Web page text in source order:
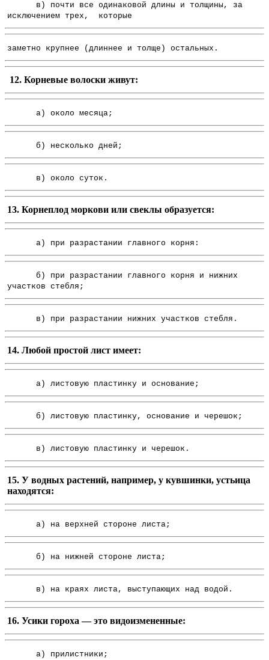
в) почти все одинаковой длины и толщины, за
исключением трех, которые
заметно крупнее (длиннее и толще) остальных.
12. Корневые волоски живут:
а) около месяца;
б) несколько дней;
в) около суток.
13. Корнеплод моркови или свеклы образуется:
а) при разрастании главного корня:
б) при разрастании главного корня и нижних
участков стебля;
в) при разрастании нижних участков стебля.
14. Любой простой лист имеет:
а) листовую пластинку и основание;
б) листовую пластинку, основание и черешок;
в) листовую пластинку и черешок.
15. У водных растений, например, у кувшинки, устьица
находятся:
а) на верхней стороне листа;
б) на нижней стороне листа;
в) на краях листа, выступающих над водой.
16. Усики гороха — это видоизмененные:
а) прилистники;